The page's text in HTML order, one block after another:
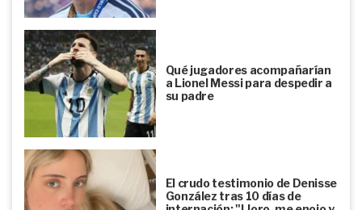
Qué jugadores acompañarían
a Lionel Messi para despedir a
su padre
El crudo testimonio de Denisse
González tras 10 días de